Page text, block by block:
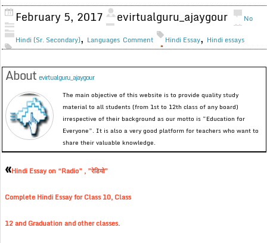
February 5, 2017 evirtualguru_ajaygour
Hindi (Sr. Secondary), Languages
No
Comment
Hindi Essay, Hindi essays
Aboutevirtualguru_ajaygour
The main objective of this website is to provide quality study
material to all students (from 1st to 12th class of any board)
irrespective of their background as our motto is “Education for
Everyone”. It is also a very good platform for teachers who want to
share their valuable knowledge.
«Hindi Essay on “Radio” , ”रेडियो”
Complete Hindi Essay for Class 10, Class
12 and Graduation and other classes.